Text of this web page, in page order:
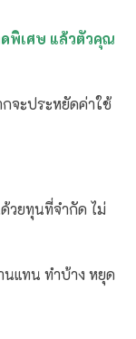
พิเศษ แล้วตัวคุณ
จะประหยัดค่าใช้
วยทุนที่จำกัด ไม่
นแทน ทำบ้าง หยุด